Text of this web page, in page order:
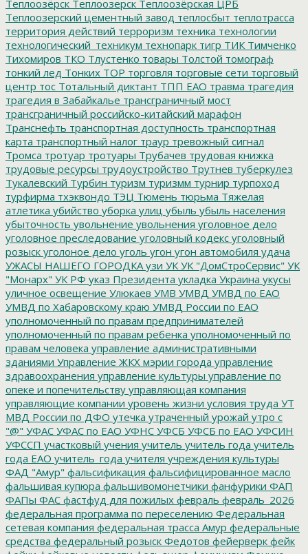
Теплоозёрск Теплоозерск Теплоозёрская ЦРБ
Теплоозерский цементный завод теплосбыт теплотрасса
территория действий терроризм техника технологии
технологический_техникум технопарк тигр ТИК Тимченко
Тихомиров ТКО Тлустенко товары Толстой томограф
тонкий лед Тонких ТОР торговля торговые сети торговый
центр тос Тотальный диктант ТПП ЕАО травма трагедия
трагедия в Забайкалье трансграничный мост
трансграничный российско-китайский марафон
Транснефть транспортная доступность транспортная
карта транспортный налог траур тревожный сигнал
Тромса тротуар тротуары Трубачев трудовая книжка
трудовые ресурсы трудоустройство Трутнев туберкулез
Тукалевский Турбин туризм туризмм турнир турпоход
турфирма тхэквондо ТЭЦ Тюмень тюрьма Тяжелая
атлетика убийство уборка улиц убыль убыль населения
убыточность увольнение увольнения уголовное дело
уголовное преследование уголовный кодекс уголовный
розыск уголоное дело уголь угон угон автомобиля удача
УЖАСЫ НАШЕГО ГОРОДКА узи УК УК "ДомСтроСервис" УК
"Монарх" УК РФ указ Президента укладка Украина укусы
уличное освещение Улюкаев УМВ УМВД УМВД по ЕАО
УМВД по Хабаровскому краю УМВД России по ЕАО
уполномоченный по правам предпринимателей
уполномоченный по правам ребенка уполномоченный по
правам человека управление административными
зданиями Управление ЖКХ мэрии города управление
здравоохранения управление культуры управление по
опеке и попечительству управляющая компания
управляющие компании уровень жизни условия труда УТ
МВД России по ДФО утечка утраченный урожай утро с
"@" УФАС УФАС по ЕАО УФНС УФСБ УФСБ по ЕАО УФСИН
УФССП участковый учения учитель учитель года учитель
года ЕАО учитель_года учителя учреждения культуры
ФАД "Амур" фальсификация фальсифицированное масло
фальшивая купюра фальшивомонетчики фанфурики ФАП
ФАПы ФАС фастфуд для пожилых февраль февраль_2026
федеральная программа по переселению Федеральная
сетевая компания федеральная трасса Амур федеральные
средства федеральный розыск Федотов фейерверк фейк